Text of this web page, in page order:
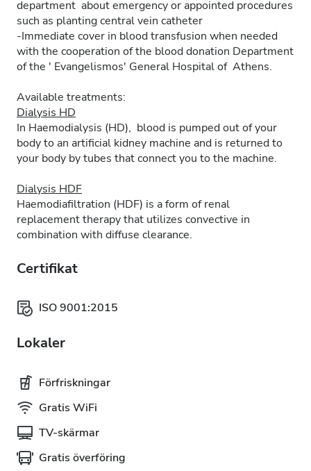
department about emergency or appointed procedures
such as planting central vein catheter
-Immediate cover in blood transfusion when needed
with the cooperation of the blood donation Department
of the ' Evangelismos' General Hospital of Athens.
Available treatments:
Dialysis HD
In Haemodialysis (HD), blood is pumped out of your
body to an artificial kidney machine and is returned to
your body by tubes that connect you to the machine.
Dialysis HDF
Haemodiafiltration (HDF) is a form of renal
replacement therapy that utilizes convective in
combination with diffuse clearance.
Certifikat
ISO 9001:2015
Lokaler
Förfriskningar
Gratis WiFi
TV-skärmar
Gratis överföring